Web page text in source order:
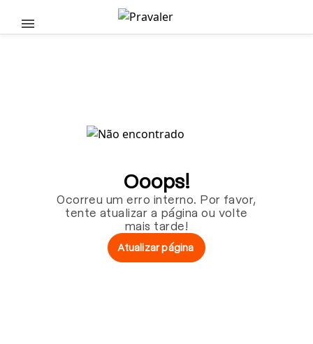
Pular para o conteúdo principal
Ooops!
Ocorreu um erro interno. Por favor,
tente atualizar a página ou volte
mais tarde!
Atualizar página